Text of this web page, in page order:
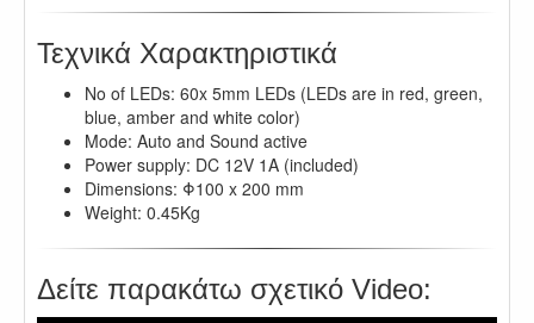
Τεχνικά Χαρακτηριστικά
No of LEDs: 60x 5mm LEDs (LEDs are in red, green,
blue, amber and white color)
Mode: Auto and Sound active
Power supply: DC 12V 1A (included)
Dimensions: Φ100 x 200 mm
Weight: 0.45Kg
Δείτε παρακάτω σχετικό Video: